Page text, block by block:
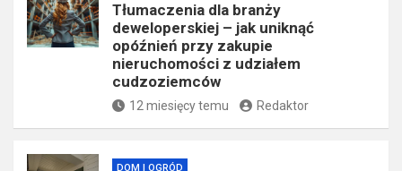
Tłumaczenia dla branży
deweloperskiej – jak uniknąć
opóźnień przy zakupie
nieruchomości z udziałem
cudzoziemców
12 miesięcy temu Redaktor
DOM I OGRÓD